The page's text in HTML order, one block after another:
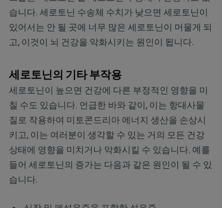
습니다. 세로토닌 수송체 수치가 낮으면 세로토닌이
있어서는 안 될 곳에 너무 많은 세로토닌이 머물게 되
고, 이것이 뇌 건강을 악화시키는 원인이 됩니다.
세로토닌의 기타 부작용
세로토닌이 높으면 건강에 다른 부정적인 영향을 미
칠 수도 있습니다. 언급한 바와 같이, 이는 항대사물
질로 작용하여 미토콘드리아 에너지 생산을 손상시
키고, 이는 여러분이 생각할 수 있는 거의 모든 건강
상태에 영향을 미치거나 악화시킬 수 있습니다. 예를
들어 세로토닌의 증가는 다음과 같은 원인이 될 수 있
습니다.